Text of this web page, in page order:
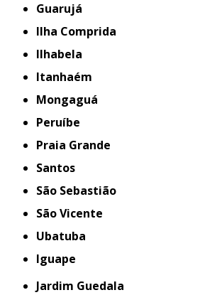
Guarujá
Ilha Comprida
Ilhabela
Itanhaém
Mongaguá
Peruíbe
Praia Grande
Santos
São Sebastião
São Vicente
Ubatuba
iguape
Jardim Guedala